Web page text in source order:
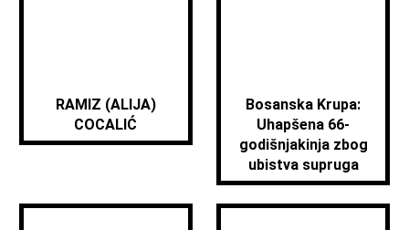
RAMIZ (ALIJA)
COCALIĆ
Bosanska Krupa:
Uhapšena 66-
godišnjakinja zbog
ubistva supruga